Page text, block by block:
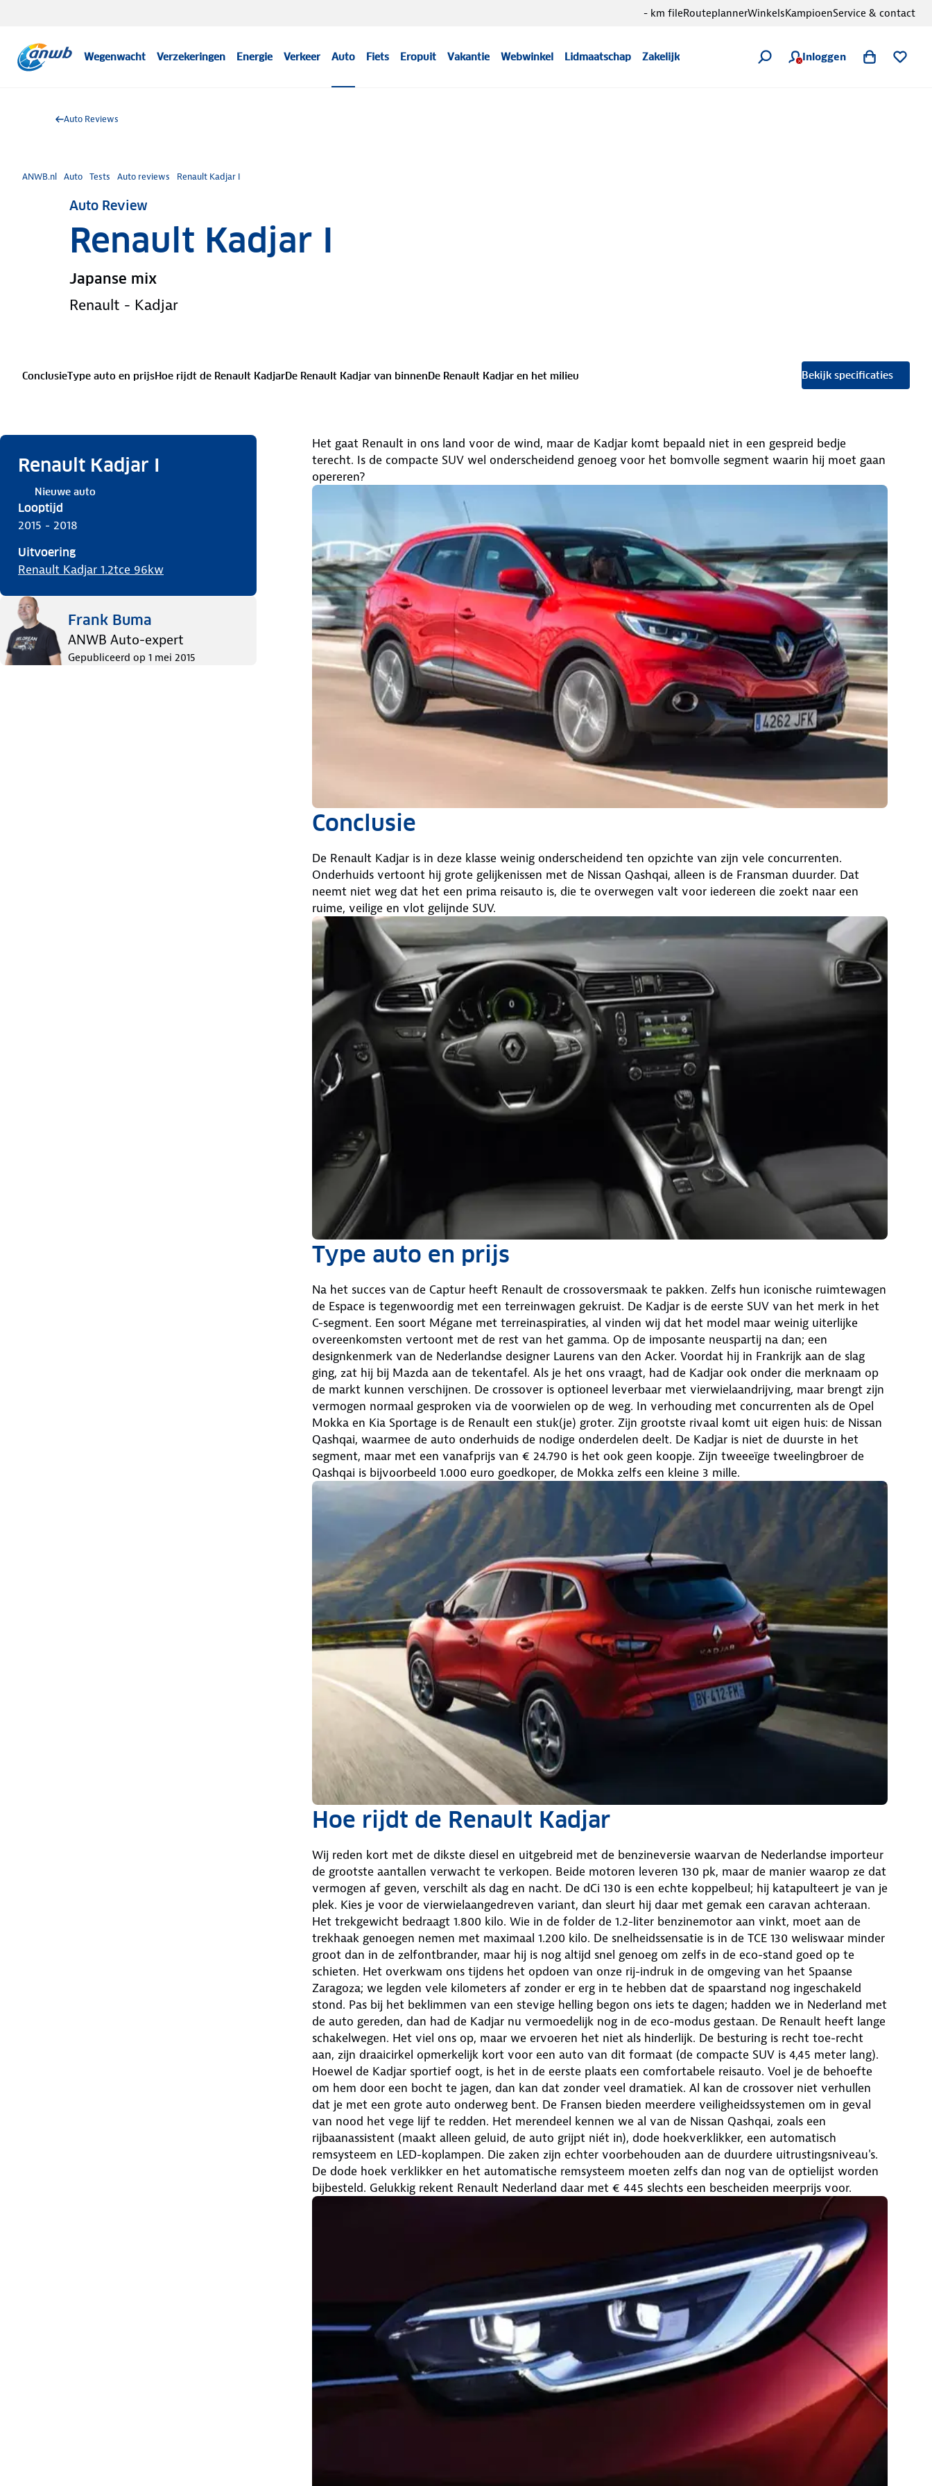
Wegenwacht Verzekeringen Energie Verkeer Auto Fiets Eropuit Vakantie Webwinkel Lidmaatschap Zakelijk Inloggen
- km fileRouteplannerWinkelsKampioenService & contact
Auto Reviews
ANWB.nl Auto Tests Auto reviews Renault Kadjar I
Auto Review
Renault Kadjar I
Japanse mix
Renault - Kadjar
ConclusieType auto en prijsHoe rijdt de Renault KadjarDe Renault Kadjar van binnenDe Renault Kadjar en het milieu Bekijk specificaties
Renault Kadjar I
Nieuwe auto
Looptijd
2015 - 2018
Uitvoering
Renault Kadjar 1.2tce 96kw
Frank Buma
ANWB Auto-expert
Gepubliceerd op 1 mei 2015
Het gaat Renault in ons land voor de wind, maar de Kadjar komt bepaald niet in een gespreid bedje
terecht. Is de compacte SUV wel onderscheidend genoeg voor het bomvolle segment waarin hij moet gaan
opereren?
Conclusie
De Renault Kadjar is in deze klasse weinig onderscheidend ten opzichte van zijn vele concurrenten.
Onderhuids vertoont hij grote gelijkenissen met de Nissan Qashqai, alleen is de Fransman duurder. Dat
neemt niet weg dat het een prima reisauto is, die te overwegen valt voor iedereen die zoekt naar een
ruime, veilige en vlot gelijnde SUV.
Type auto en prijs
Na het succes van de Captur heeft Renault de crossoversmaak te pakken. Zelfs hun iconische ruimtewagen
de Espace is tegenwoordig met een terreinwagen gekruist. De Kadjar is de eerste SUV van het merk in het
C-segment. Een soort Mégane met terreinaspiraties, al vinden wij dat het model maar weinig uiterlijke
overeenkomsten vertoont met de rest van het gamma. Op de imposante neuspartij na dan; een
designkenmerk van de Nederlandse designer Laurens van den Acker. Voordat hij in Frankrijk aan de slag
ging, zat hij bij Mazda aan de tekentafel. Als je het ons vraagt, had de Kadjar ook onder die merknaam op
de markt kunnen verschijnen. De crossover is optioneel leverbaar met vierwielaandrijving, maar brengt zijn
vermogen normaal gesproken via de voorwielen op de weg. In verhouding met concurrenten als de Opel
Mokka en Kia Sportage is de Renault een stuk(je) groter. Zijn grootste rivaal komt uit eigen huis: de Nissan
Qashqai, waarmee de auto onderhuids de nodige onderdelen deelt. De Kadjar is niet de duurste in het
segment, maar met een vanafprijs van € 24.790 is het ook geen koopje. Zijn tweeeïge tweelingbroer de
Qashqai is bijvoorbeeld 1.000 euro goedkoper, de Mokka zelfs een kleine 3 mille.
Hoe rijdt de Renault Kadjar
Wij reden kort met de dikste diesel en uitgebreid met de benzineversie waarvan de Nederlandse importeur
de grootste aantallen verwacht te verkopen. Beide motoren leveren 130 pk, maar de manier waarop ze dat
vermogen af geven, verschilt als dag en nacht. De dCi 130 is een echte koppelbeul; hij katapulteert je van je
plek. Kies je voor de vierwielaangedreven variant, dan sleurt hij daar met gemak een caravan achteraan.
Het trekgewicht bedraagt 1.800 kilo. Wie in de folder de 1.2-liter benzinemotor aan vinkt, moet aan de
trekhaak genoegen nemen met maximaal 1.200 kilo. De snelheidssensatie is in de TCE 130 weliswaar minder
groot dan in de zelfontbrander, maar hij is nog altijd snel genoeg om zelfs in de eco-stand goed op te
schieten. Het overkwam ons tijdens het opdoen van onze rij-indruk in de omgeving van het Spaanse
Zaragoza; we legden vele kilometers af zonder er erg in te hebben dat de spaarstand nog ingeschakeld
stond. Pas bij het beklimmen van een stevige helling begon ons iets te dagen; hadden we in Nederland met
de auto gereden, dan had de Kadjar nu vermoedelijk nog in de eco-modus gestaan. De Renault heeft lange
schakelwegen. Het viel ons op, maar we ervoeren het niet als hinderlijk. De besturing is recht toe-recht
aan, zijn draaicirkel opmerkelijk kort voor een auto van dit formaat (de compacte SUV is 4,45 meter lang).
Hoewel de Kadjar sportief oogt, is het in de eerste plaats een comfortabele reisauto. Voel je de behoefte
om hem door een bocht te jagen, dan kan dat zonder veel dramatiek. Al kan de crossover niet verhullen
dat je met een grote auto onderweg bent. De Fransen bieden meerdere veiligheidssystemen om in geval
van nood het vege lijf te redden. Het merendeel kennen we al van de Nissan Qashqai, zoals een
rijbaanassistent (maakt alleen geluid, de auto grijpt niét in), dode hoekverklikker, een automatisch
remsysteem en LED-koplampen. Die zaken zijn echter voorbehouden aan de duurdere uitrustingsniveau's.
De dode hoek verklikker en het automatische remsysteem moeten zelfs dan nog van de optielijst worden
bijbesteld. Gelukkig rekent Renault Nederland daar met € 445 slechts een bescheiden meerprijs voor.